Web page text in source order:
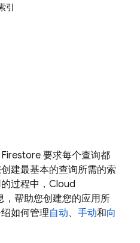
引
要求每个查询都
建最基本的查询所需的索
过程中， Cloud
，帮助您创建您的应用所
如何管理自动、 手动和向